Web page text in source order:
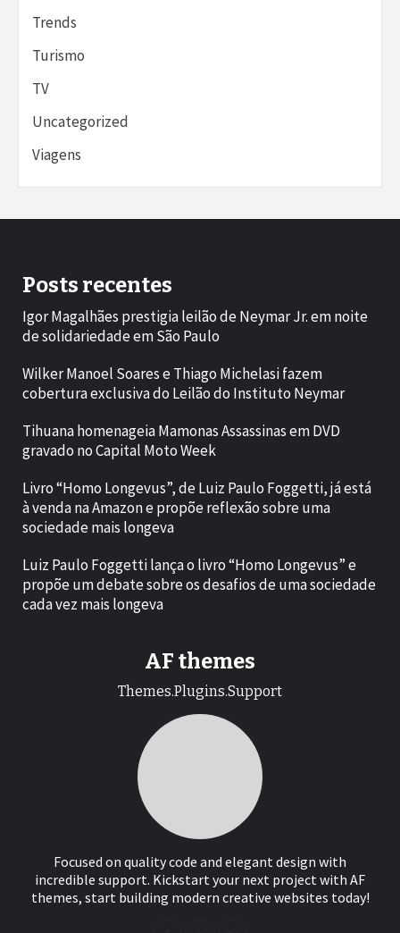
Trends
Turismo
TV
Uncategorized
Viagens
Posts recentes
Igor Magalhães prestigia leilão de Neymar Jr. em noite
de solidariedade em São Paulo
Wilker Manoel Soares e Thiago Michelasi fazem
cobertura exclusiva do Leilão do Instituto Neymar
Tihuana homenageia Mamonas Assassinas em DVD
gravado no Capital Moto Week
Livro “Homo Longevus”, de Luiz Paulo Foggetti, já está
à venda na Amazon e propõe reflexão sobre uma
sociedade mais longeva
Luiz Paulo Foggetti lança o livro “Homo Longevus” e
propõe um debate sobre os desafios de uma sociedade
cada vez mais longeva
AF themes
Themes.Plugins.Support
Focused on quality code and elegant design with
incredible support. Kickstart your next project with AF
themes, start building modern creative websites today!